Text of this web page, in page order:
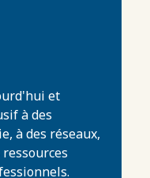
et
à des
à des réseaux,